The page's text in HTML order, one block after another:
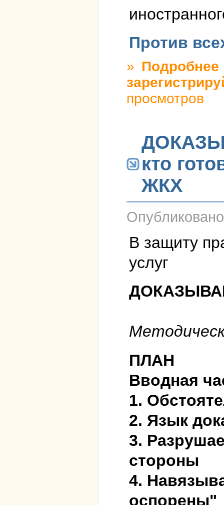
Против
» Подробнее
просмотров
кто
ЖКХ
В защиту
услуг
ПЛАН
Вводная
1.
2. Язык
3.
стороны
4.
оспорены"